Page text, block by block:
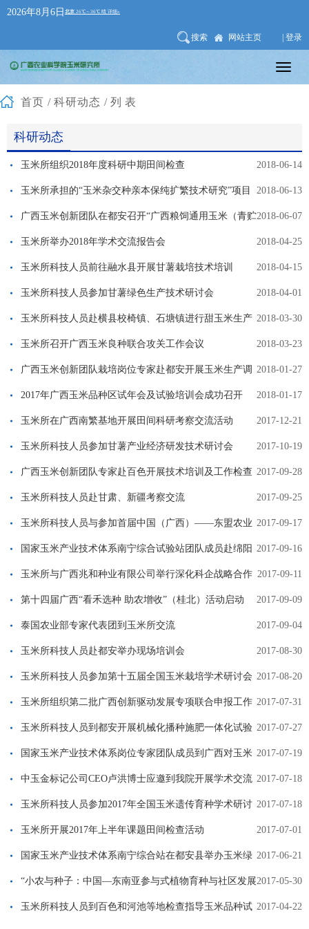
2026年8月6日
搜索 网站主页 | 登录
首页 / 科研动态 /列表
科研动态
2018-06-14
玉米所组织2018年度科研中期田间检查
2018-06-13
玉米所承担的“玉米杂交种亲本保纯扩繁技术研究”项目
通过现场查定 2018-06-07
广西玉米创新团队在都安召开“广西粮饲通用玉米（青贮
用）新品种及田间测产验收暨机收现场观摩会” 2018-04-25
玉米所举办2018年学术交流报告会
2018-04-15
玉米所科技人员前往融水县开展甘薯栽培技术培训
2018-04-01
玉米所科技人员参加甘薯绿色生产技术研讨会
2018-03-30
玉米所科技人员赴横县校椅镇、石塘镇进行甜玉米生产
调研 2018-03-23
玉米所召开广西玉米良种联合攻关工作会议
2018-01-27
广西玉米创新团队栽培岗位专家赴都安开展玉米生产调
研 2018-01-17
2017年广西玉米品种区试年会及试验培训会成功召开
2017-12-21
玉米所在广西南繁基地开展田间科研考察交流活动
2017-10-19
玉米所科技人员参加甘薯产业经济研发技术研讨会
2017-09-28
广西玉米创新团队专家赴百色开展技术培训及工作检查
2017-09-25
玉米所科技人员赴甘肃、新疆考察交流
2017-09-17
玉米所科技人员与参加首届中国（广西）——东盟农业
科技交流合作研讨会玉米相关专家座谈 2017-09-16
国家玉米产业技术体系南宁综合试验站团队成员赴绵阳
参加西南及南方区田间开放交流日活动 2017-09-11
玉米所与广西兆和种业有限公司举行深化科企战略合作
关系研讨座谈会 2017-09-09
第十四届广西“看禾选种 助农增收”（桂北）活动启动
2017-09-04
泰国农业部专家代表团到玉米所交流
2017-08-30
玉米所科技人员赴都安举办现场培训会
2017-08-20
玉米所科技人员参加第十五届全国玉米栽培学术研讨会
2017-07-31
玉米所组织第二批广西创新驱动发展专项联合申报工作
2017-07-27
玉米所科技人员到都安开展机械化播种施肥一体化试验
2017-07-19
国家玉米产业技术体系岗位专家团队成员到广西对玉米
生产情况进行调研 2017-07-18
中玉金标记公司CEO卢洪博士应邀到我院开展学术交流
2017-07-18
玉米所科技人员参加2017年全国玉米遗传育种学术研讨
会 2017-07-01
玉米所开展2017年上半年课题田间检查活动
2017-06-21
国家玉米产业技术体系南宁综合站在都安县举办玉米绿
色生态生产技术现场培训观摩会 2017-05-30
“小农与种子：中国—东南亚参与式植物育种与社区发展
研讨会”在广西农业科学院顺利召开 2017-04-22
玉米所科技人员到百色和河池等地检查指导玉米品种试